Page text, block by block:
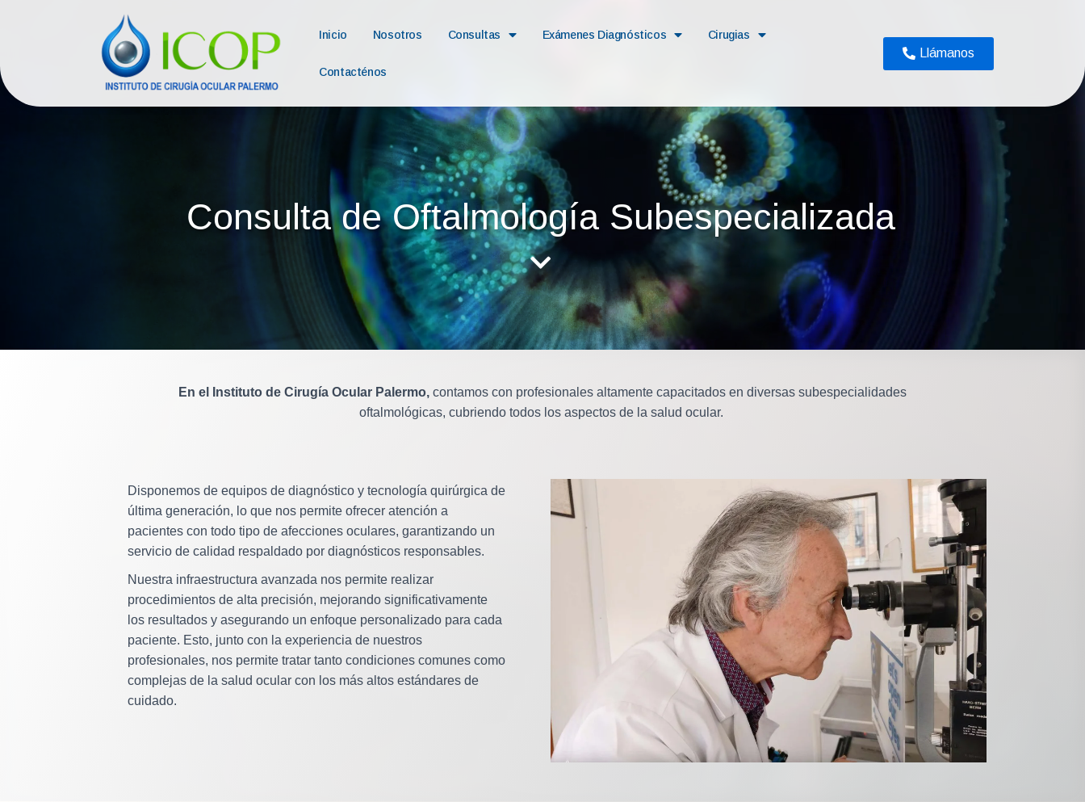
Inicio Nosotros Consultas Exámenes Diagnósticos Cirugias
Contacténos
Llámanos
Consulta de Oftalmología Subespecializada
En el Instituto de Cirugía Ocular Palermo, contamos con profesionales altamente capacitados en diversas subespecialidades
oftalmológicas, cubriendo todos los aspectos de la salud ocular.
Disponemos de equipos de diagnóstico y tecnología quirúrgica de
última generación, lo que nos permite ofrecer atención a
pacientes con todo tipo de afecciones oculares, garantizando un
servicio de calidad respaldado por diagnósticos responsables.
Nuestra infraestructura avanzada nos permite realizar
procedimientos de alta precisión, mejorando significativamente
los resultados y asegurando un enfoque personalizado para cada
paciente. Esto, junto con la experiencia de nuestros
profesionales, nos permite tratar tanto condiciones comunes como
complejas de la salud ocular con los más altos estándares de
cuidado.